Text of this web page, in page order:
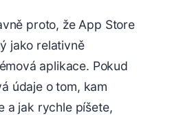
proto, že App Store
jako relativně
aplikace. Pokud
údaje o tom, kam
a jak rychle píšete,